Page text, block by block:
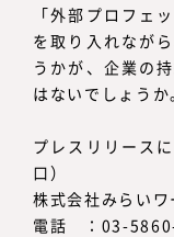
「外部プロフェ
を取り入れなが
うかが、企業の
はないでしょうか
プレスリリース
口）
株式会社みらい
電話 ：03-